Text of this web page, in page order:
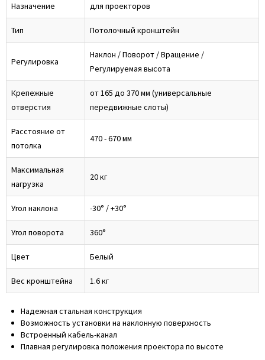
Назначение для проекторов
Тип Потолочный кронштейн
Регулировка
Наклон / Поворот / Вращение /
Регулируемая высота
Крепежные
отверстия
от 165 до 370 мм (универсальные
передвижные слоты)
Расстояние от
потолка
470 - 670 мм
Максимальная
нагрузка
20 кг
Угол наклона -30° / +30°
Угол поворота 360°
Цвет Белый
Вес кронштейна 1.6 кг
Надежная стальная конструкция
Возможность установки на наклонную поверхность
Встроенный кабель-канал
Плавная регулировка положения проектора по высоте